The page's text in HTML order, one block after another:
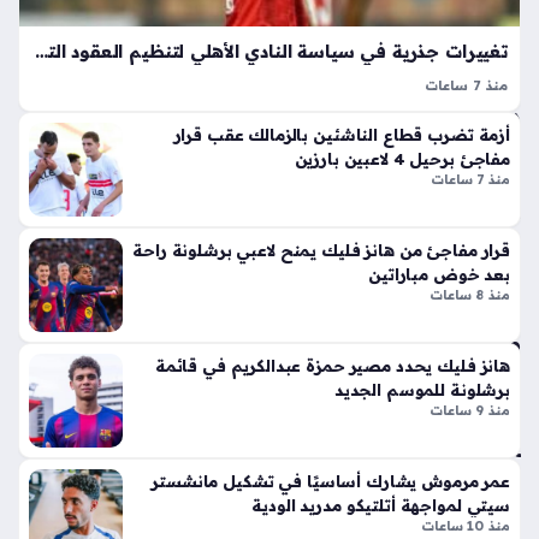
ر
الج
ط
لا
ق
ونت
ها
الج
دة
ذا
ت
الإث
شر
أس
يته
م
بال
دو
ري
منذ
سا
واح
دة
مبت
كر
ون
شب
اب
يط
وع
ون
تغييرات جذرية في سياسة النادي الأهلي لتنظيم العقود التجارية وحقوق إعلانات اللاعبين
منذ 7 ساعات
للاعبين خلال الفترة المقبلة، حيث يهدف هذا التوجه إلى ضبط
العلاقة التعاقدية بعيدًا عن الالتزامات المالية الثابتة، إذ أكدت التقارير
أزمة تضرب قطاع الناشئين بالزمالك عقب قرار
مفاجئ برحيل 4 لاعبين بارزين
منذ 7 ساعات
قرار مفاجئ من هانز فليك يمنح لاعبي برشلونة راحة
بعد خوض مباراتين
منذ 8 ساعات
هانز فليك يحدد مصير حمزة عبدالكريم في قائمة
برشلونة للموسم الجديد
منذ 9 ساعات
عمر مرموش يشارك أساسيًا في تشكيل مانشستر
سيتي لمواجهة أتلتيكو مدريد الودية
منذ 10 ساعات